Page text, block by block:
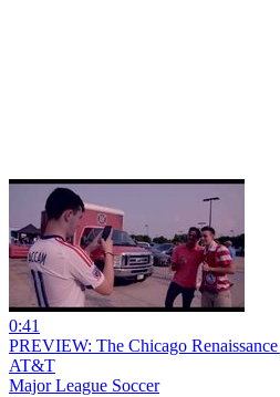
0:41
PREVIEW: The Chicago
AT&T
Major League Soccer